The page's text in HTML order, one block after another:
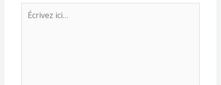
Écrivez
ici…